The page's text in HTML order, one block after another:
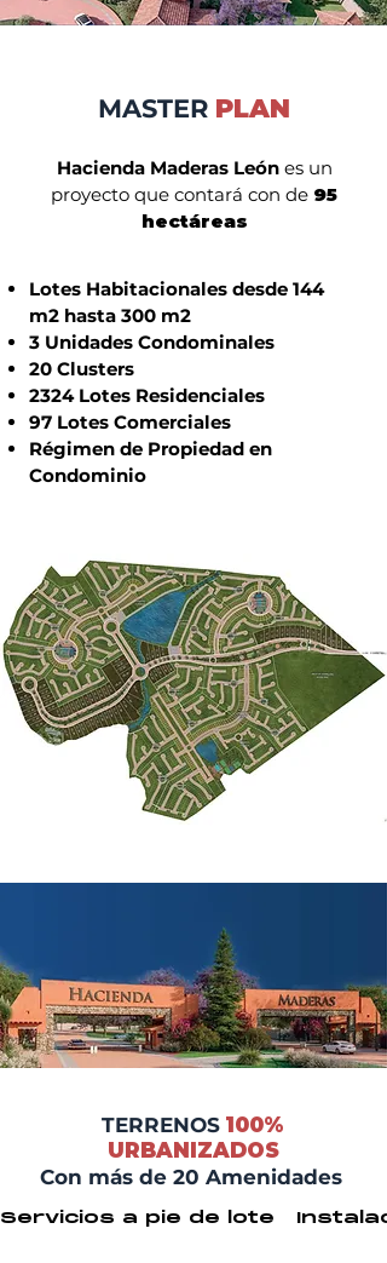
MASTER PLAN
Hacienda Maderas Leónes un
proyecto que contará con de 95
hectáreas
Lotes Habitacionales desde 144
m2 hasta 300 m2
3 Unidades Condominales
20 Clusters
2324 Lotes Residenciales
97 Lotes Comerciales
Régimen de Propiedad en
Condominio
TERRENOS 100%
URBANIZADOS
Con más de 20 Amenidades
Servicios a pie de lote